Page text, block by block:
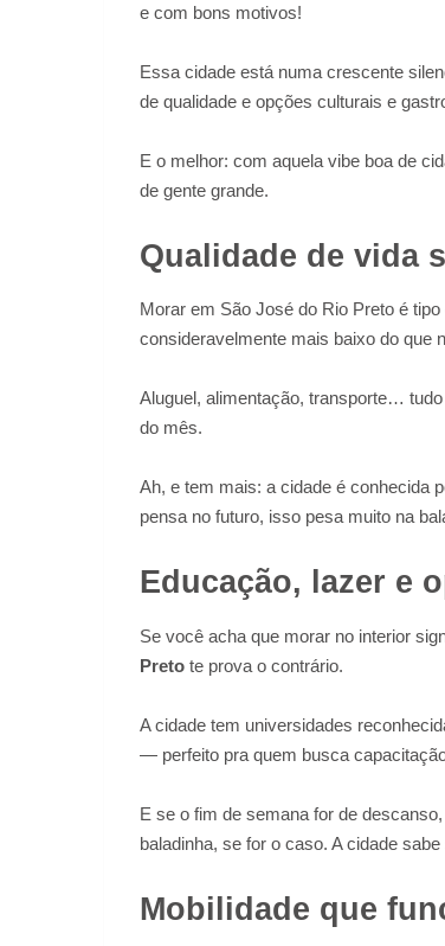
e com bons motivos!
Essa cidade está numa crescente
de qualidade e opções culturais e
E o melhor: com aquela vibe boa de
de gente grande.
Qualidade de vida
Morar em São José do Rio Preto é
consideravelmente mais baixo do que
Aluguel, alimentação, transporte…
do mês.
Ah, e tem mais: a cidade é conhecida
pensa no futuro, isso pesa muito na
Educação, lazer e
Se você acha que morar no interior
Preto te prova o contrário.
A cidade tem universidades
— perfeito pra quem busca
E se o fim de semana for de
baladinha, se for o caso. A cidade
Mobilidade que